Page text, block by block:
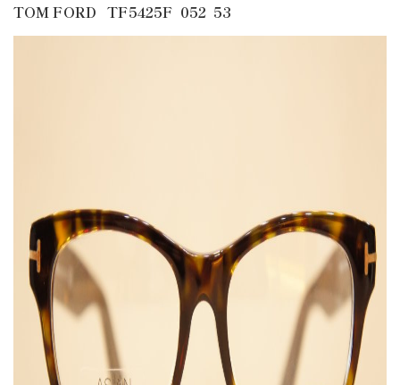
TOM FORD TF5425F 052 53